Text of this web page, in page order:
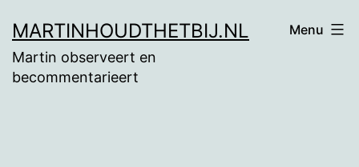
naar
de
MARTINHOUDTHETBIJ.NL
Martin observeert en
becommentarieert
Menu